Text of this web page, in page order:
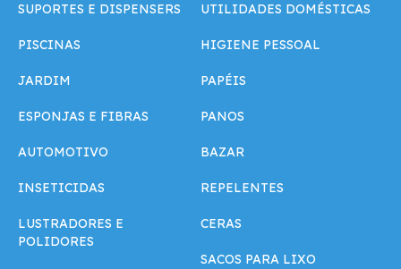
SUPORTES E DISPENSERS UTILIDADES DOMÉSTICAS
PISCINAS HIGIENE PESSOAL
JARDIM PAPÉIS
ESPONJAS E FIBRAS PANOS
AUTOMOTIVO BAZAR
INSETICIDAS REPELENTES
LUSTRADORES E
POLIDORES
CERAS
SACOS PARA LIXO